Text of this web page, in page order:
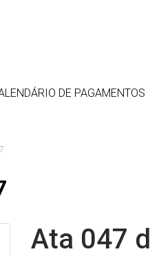
DE PAGAMENTOS
Ata 047